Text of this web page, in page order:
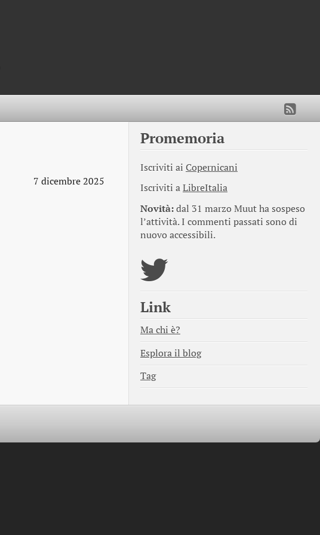
7 dicembre 2025
Promemoria
Iscriviti ai Copernicani
Iscriviti aLibreItalia
Novità:dal 31 marzo Muut ha sospeso
l’attività. I commenti passati sono di
nuovo accessibili.
Link
Ma chi è?
Esplora il blog
Tag